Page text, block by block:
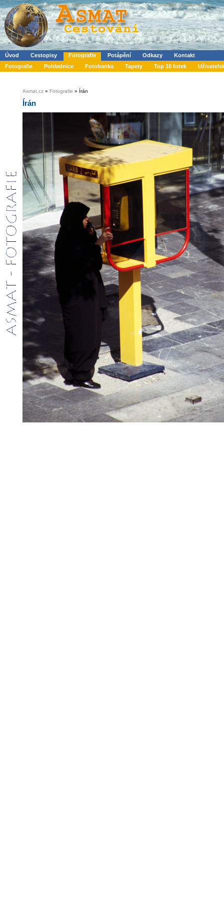
Úvod Cestopisy Fotografie Potápění Odkazy
Kontakt
Fotografie
Pohlednice Fotobanka Tapety Top 10 fotek
Asmat.cz » Fotografie » Írán
Írán